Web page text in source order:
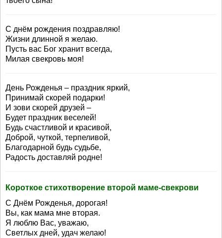
С днём рождения поздравляю!
Жизни длинной я желаю.
Пусть вас Бог хранит всегда,
Милая свекровь моя!
День Рожденья – праздник яркий,
Принимай скорей подарки!
И зови скорей друзей –
Будет праздник веселей!
Будь счастливой и красивой,
Доброй, чуткой, терпеливой,
Благодарной будь судьбе,
Радость доставляй родне!
Короткое стихотворение второй маме-свекрови
С Днём Рожденья, дорогая!
Вы, как мама мне вторая.
Я люблю Вас, уважаю,
Светлых дней, удач желаю!